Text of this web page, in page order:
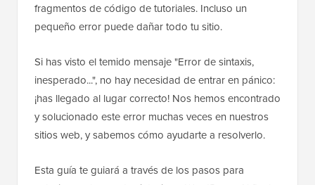
fragmentos de código de tutoriales. Incluso un
pequeño error puede dañar todo tu sitio.
Si has visto el temido mensaje "Error de sintaxis,
inesperado...", no hay necesidad de entrar en pánico:
¡has llegado al lugar correcto! Nos hemos encontrado
y solucionado este error muchas veces en nuestros
sitios web, y sabemos cómo ayudarte a resolverlo.
Esta guía te guiará a través de los pasos para